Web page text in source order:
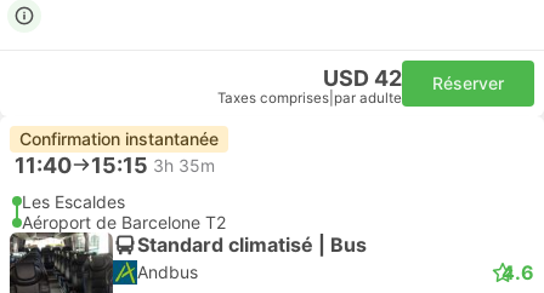
USD 42
Taxes comprises par adulte
Réserver
Confirmation instantanée
11:40 15:15 3h 35m
Les Escaldes
Aéroport de Barcelone T2
Standard climatisé | Bus
Andbus 4.6